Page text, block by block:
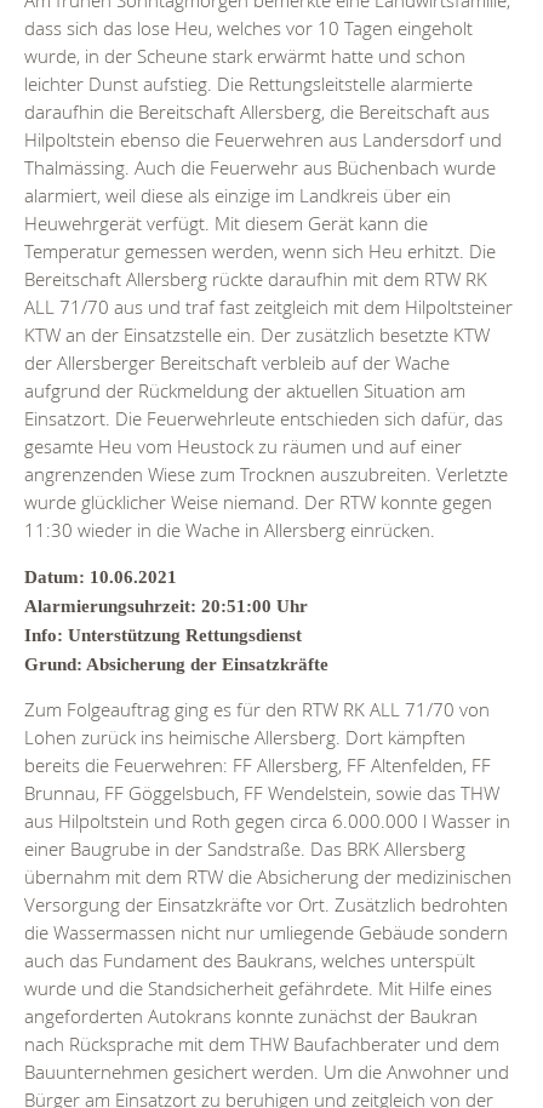
dass sich das lose Heu, welches vor 10 Tagen eingeholt
wurde, in der Scheune stark erwärmt hatte und schon
leichter Dunst aufstieg. Die Rettungsleitstelle alarmierte
daraufhin die Bereitschaft Allersberg, die Bereitschaft aus
Hilpoltstein ebenso die Feuerwehren aus Landersdorf und
Thalmässing. Auch die Feuerwehr aus Büchenbach wurde
alarmiert, weil diese als einzige im Landkreis über ein
Heuwehrgerät verfügt. Mit diesem Gerät kann die
Temperatur gemessen werden, wenn sich Heu erhitzt. Die
Bereitschaft Allersberg rückte daraufhin mit dem RTW RK
ALL 71/70 aus und traf fast zeitgleich mit dem Hilpoltsteiner
KTW an der Einsatzstelle ein. Der zusätzlich besetzte KTW
der Allersberger Bereitschaft verbleib auf der Wache
aufgrund der Rückmeldung der aktuellen Situation am
Einsatzort. Die Feuerwehrleute entschieden sich dafür, das
gesamte Heu vom Heustock zu räumen und auf einer
angrenzenden Wiese zum Trocknen auszubreiten. Verletzte
wurde glücklicher Weise niemand. Der RTW konnte gegen
11:30 wieder in die Wache in Allersberg einrücken.
Datum: 10.06.2021
Alarmierungsuhrzeit: 20:51:00 Uhr
Info: Unterstützung Rettungsdienst
Grund: Absicherung der Einsatzkräfte
Zum Folgeauftrag ging es für den RTW RK ALL 71/70 von
Lohen zurück ins heimische Allersberg. Dort kämpften
bereits die Feuerwehren: FF Allersberg, FF Altenfelden, FF
Brunnau, FF Göggelsbuch, FF Wendelstein, sowie das THW
aus Hilpoltstein und Roth gegen circa 6.000.000 l Wasser in
einer Baugrube in der Sandstraße. Das BRK Allersberg
übernahm mit dem RTW die Absicherung der medizinischen
Versorgung der Einsatzkräfte vor Ort. Zusätzlich bedrohten
die Wassermassen nicht nur umliegende Gebäude sondern
auch das Fundament des Baukrans, welches unterspült
wurde und die Standsicherheit gefährdete. Mit Hilfe eines
angeforderten Autokrans konnte zunächst der Baukran
nach Rücksprache mit dem THW Baufachberater und dem
Bauunternehmen gesichert werden. Um die Anwohner und
Bürger am Einsatzort zu beruhigen und zeitgleich von der